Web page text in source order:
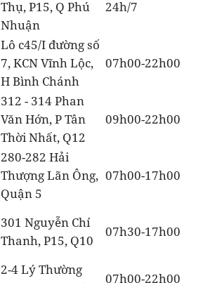
Thụ, P15, Q Phú
Nhuận
24h/7
Lô c45/I đường số
7, KCN Vĩnh Lộc,
H Bình Chánh
07h00-22h00
312 - 314 Phan
Văn Hớn, P Tân
Thời Nhất, Q12
09h00-22h00
280-282 Hải
Thượng Lãn Ông,
Quận 5
07h00-17h00
301 Nguyễn Chí
Thanh, P15, Q10
07h30-17h00
2-4 Lý Thường
07h00-22h00